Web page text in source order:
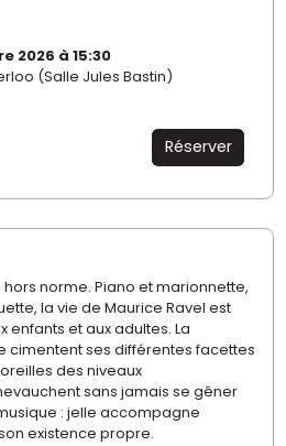
2026 à 15:30
(Salle Jules Bastin)
Réserver
norme. Piano et marionnette,
la vie de Maurice Ravel est
et aux adultes. La
cimentent ses différentes facettes
des niveaux
sans jamais se gêner
: jelle accompagne
existence propre.